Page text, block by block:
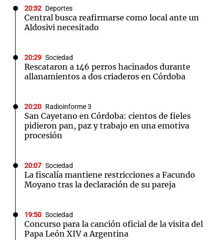
20:32 Deportes
Central busca reafirmarse como local ante un
Aldosivi necesitado
20:29 Sociedad
Rescataron a 146 perros hacinados durante
allanamientos a dos criaderos en Córdoba
20:20 Radioinforme 3
San Cayetano en Córdoba: cientos de fieles
pidieron pan, paz y trabajo en una emotiva
procesión
20:07 Sociedad
La fiscalía mantiene restricciones a Facundo
Moyano tras la declaración de su pareja
19:50 Sociedad
Concurso para la canción oficial de la visita del
Papa León XIV a Argentina